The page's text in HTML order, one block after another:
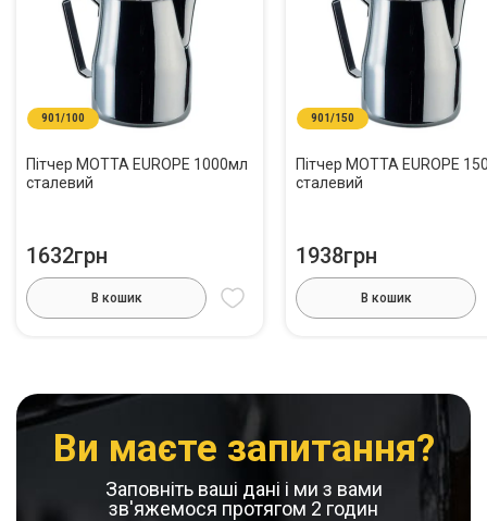
901/100
Пітчер MOTTA EUROPE 1000мл
сталевий
1632грн
В кошик
901/150
Пітчер MOTTA EUROPE
сталевий
1938грн
В кошик
Ви маєте запитання?
Заповніть ваші дані і ми з вами
зв'яжемося протягом 2 годин